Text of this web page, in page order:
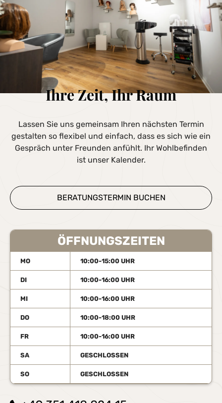
Ihre Zeit, Ihr Raum
Lassen Sie uns gemeinsam Ihren nächsten Termin
gestalten so flexibel und einfach, dass es sich wie ein
Gespräch unter Freunden anfühlt. Ihr Wohlbefinden
ist unser Kalender.
BERATUNGSTERMIN BUCHEN
ÖFFNUNGSZEITEN
MO 10:00-15:00 UHR
DI 10:00-16:00 UHR
MI 10:00-16:00 UHR
DO 10:00-18:00 UHR
FR 10:00-16:00 UHR
SA GESCHLOSSEN
SO GESCHLOSSEN